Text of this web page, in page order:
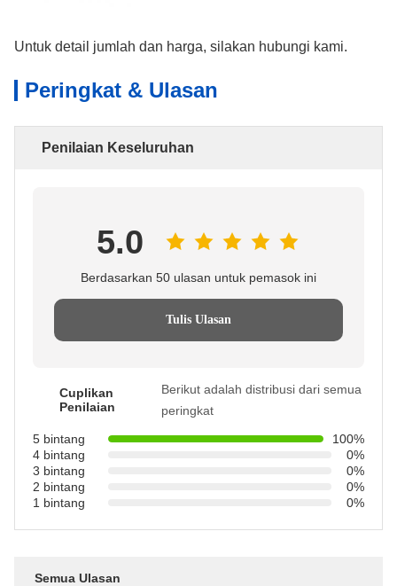
Untuk detail jumlah dan harga, silakan hubungi kami.
Peringkat & Ulasan
Penilaian Keseluruhan
5.0
Berdasarkan 50 ulasan untuk pemasok ini
Tulis Ulasan
Cuplikan
Penilaian
Berikut adalah distribusi dari semua
peringkat
5 bintang
100%
4 bintang
0%
3 bintang
0%
2 bintang
0%
1 bintang
0%
Semua Ulasan